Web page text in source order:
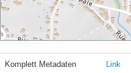
Komplett Metadaten Link